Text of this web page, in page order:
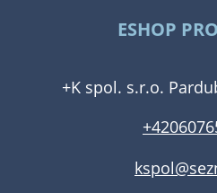
ESHOP
+K spol. s.r.o.